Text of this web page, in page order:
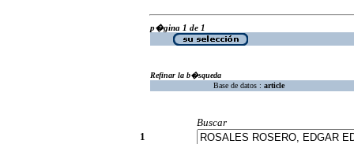
p�gina 1 de 1
Refinar la b�squeda
Base de datos : article
Buscar
1